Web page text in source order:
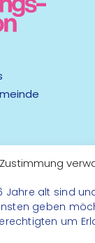
Zustimmung
Jahre alt sind
geben
um